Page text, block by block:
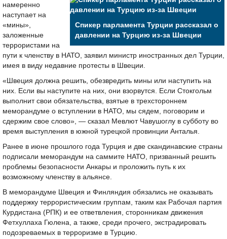
Спикер парламента Турции рассказал о
давлении на Турцию из-за Швеции
намеренно
наступает на
«мины»,
заложенные
террористами на
пути к членству в НАТО, заявил министр иностранных дел Турции,
имея в виду недавние протесты в Швеции.
«Швеция должна решить, обезвредить мины или наступить на
них. Если вы наступите на них, они взорвутся. Если Стокгольм
выполнит свои обязательства, взятые в трехстороннем
меморандуме о вступлении в НАТО, мы сядем, поговорим и
сдержим свое слово», — сказал Мевлют Чавушоглу в субботу во
время выступления в южной турецкой провинции Анталья.
Ранее в июне прошлого года Турция и две скандинавские страны
подписали меморандум на саммите НАТО, призванный решить
проблемы безопасности Анкары и проложить путь к их
возможному членству в альянсе.
В меморандуме Швеция и Финляндия обязались не оказывать
поддержку террористическим группам, таким как Рабочая партия
Курдистана (РПК) и ее ответвления, сторонникам движения
Фетхуллаха Гюлена, а также, среди прочего, экстрадировать
подозреваемых в терроризме в Турцию.